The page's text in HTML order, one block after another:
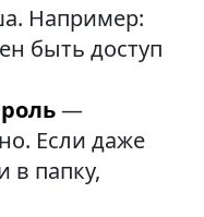
Например:
быть доступ
—
Если даже
в папку,